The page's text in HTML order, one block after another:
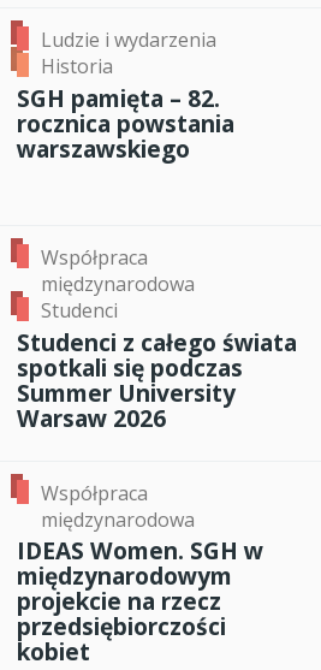
Ludzie i wydarzenia
Historia
SGH pamięta – 82.
rocznica powstania
warszawskiego
Współpraca
międzynarodowa
Studenci
Studenci z całego świata
spotkali się podczas
Summer University
Warsaw 2026
Współpraca
międzynarodowa
IDEAS Women. SGH w
międzynarodowym
projekcie na rzecz
przedsiębiorczości
kobiet